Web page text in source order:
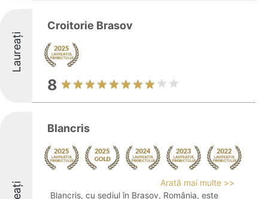
Laureați
Croitorie Brasov
8
Blancris
Arată mai multe >>
Blancris, cu sediul în Brașov, România, este